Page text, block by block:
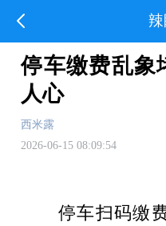
停车缴费乱象
人心
西米露
2026-06-15 08:09:54
停车扫码缴费